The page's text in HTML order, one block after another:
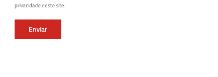
privacidade deste site.